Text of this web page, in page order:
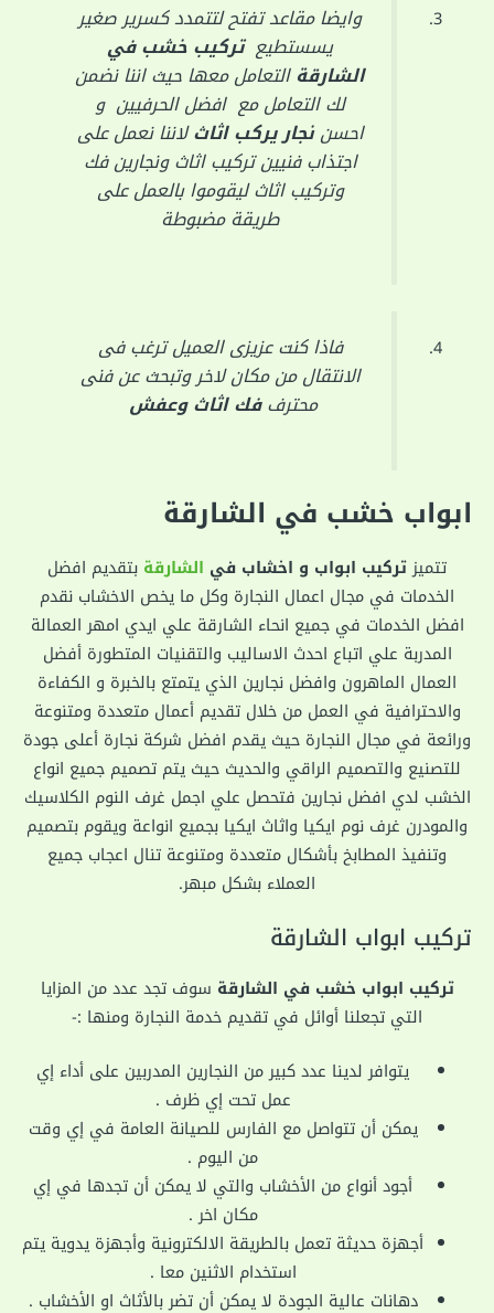
وايضا مقاعد تفتح لتتمدد كسرير صغير
يسستطيعتركيب خشبفي
الشارقةالتعامل معها حيث اننا نضمن
لك التعامل مع افضل الحرفيين و
احسننجار يركب اثاثلاننا نعمل على
اجتذاب فنيين تركيب اثاث ونجارين فك
وتركيب اثاث ليقوموا بالعمل على
طريقة مضبوطة
فاذا كنت عزيزى العميل ترغب فى
الانتقال من مكان لاخر وتبحث عن فنى
محترففك اثاث وعفش
ابواب خشب في الشارقة
تتميزتركيب ابواب و اخشاب في الشارقة بتقديم افضل
الخدمات في مجال اعمال النجارة وكل ما يخص الاخشاب نقدم
افضل الخدمات في جميع انحاء الشارقة علي ايدي امهر العمالة
المدربة علي اتباع احدث الاساليب والتقنيات المتطورة أفضل
العمال الماهرون وافضل نجارين الذي يتمتع بالخبرة و الكفاءة
والاحترافية في العمل من خلال تقديم أعمال متعددة ومتنوعة
ورائعة في مجال النجارة حيث يقدم افضل شركة نجارة أعلى جودة
للتصنيع والتصميم الراقي والحديث حيث يتم تصميم جميع انواع
الخشب لدي افضل نجارين فتحصل علي اجمل غرف النوم الكلاسيك
والمودرن غرف نوم ايكيا واثاث ايكيا بجميع انواعة ويقوم بتصميم
وتنفيذ المطابخ بأشكال متعددة ومتنوعة تنال اعجاب جميع
العملاء بشكل مبهر.
تركيب ابواب الشارقة
تركيب ابواب خشب في الشارقة سوف تجد عدد من المزايا
التي تجعلنا أوائل في تقديم خدمة النجارة ومنها :-
يتوافر لدينا عدد كبير من النجارين المدربين على أداء إي
عمل تحت إي ظرف .
يمكن أن تتواصل مع الفارس للصيانة العامة في إي وقت
من اليوم .
أجود أنواع من الأخشاب والتي لا يمكن أن تجدها في إي
مكان اخر .
أجهزة حديثة تعمل بالطريقة الالكترونية وأجهزة يدوية يتم
استخدام الاثنين معا .
دهانات عالية الجودة لا يمكن أن تضر بالأثاث او الأخشاب .